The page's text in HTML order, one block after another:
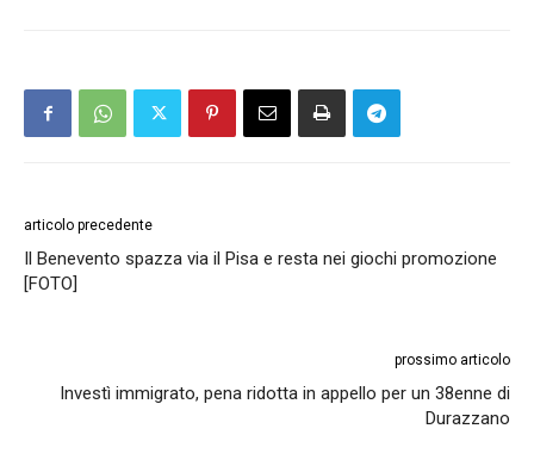
articolo precedente
Il Benevento spazza via il Pisa e resta nei giochi promozione
[FOTO]
prossimo articolo
Investì immigrato, pena ridotta in appello per un 38enne di
Durazzano